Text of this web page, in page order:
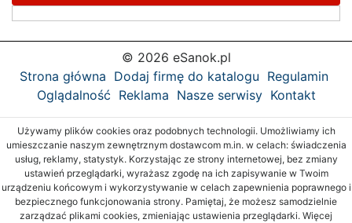
© 2026 eSanok.pl
Strona główna Dodaj firmę do katalogu Regulamin
Oglądalność Reklama Nasze serwisy Kontakt
Używamy plików cookies oraz podobnych technologii. Umożliwiamy ich
umieszczanie naszym zewnętrznym dostawcom m.in. w celach: świadczenia
usług, reklamy, statystyk. Korzystając ze strony internetowej, bez zmiany
ustawień przeglądarki, wyrażasz zgodę na ich zapisywanie w Twoim
urządzeniu końcowym i wykorzystywanie w celach zapewnienia poprawnego i
bezpiecznego funkcjonowania strony. Pamiętaj, że możesz samodzielnie
zarządzać plikami cookies, zmieniając ustawienia przeglądarki. Więcej